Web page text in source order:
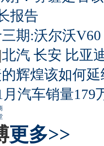
报告
期:沃尔沃
|北汽 长安 比亚
辉煌该如何延
月汽车销量179
更多>>